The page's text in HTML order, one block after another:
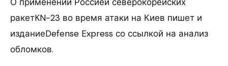
ракетKN-23 во время атаки на Киев пишет и
изданиеDefense Express со ссылкой на анализ
обломков.